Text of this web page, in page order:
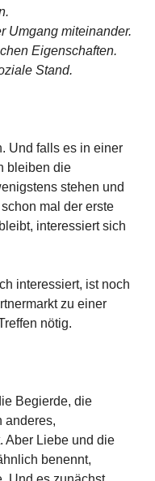
Umgang miteinander.
Eigenschaften.
Stand.
Und falls es in einer
bleiben die
stehen und
mal der erste
interessiert sich
interessiert, ist noch
zu einer
nötig.
Begierde, die
anderes,
Aber Liebe und die
benennt,